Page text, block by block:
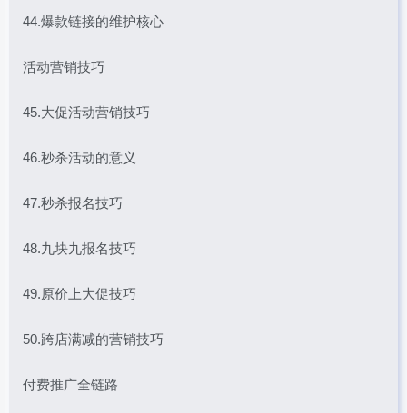
44.爆款链接的维护核心
活动营销技巧
45.大促活动营销技巧
46.秒杀活动的意义
47.秒杀报名技巧
48.九块九报名技巧
49.原价上大促技巧
50.跨店满减的营销技巧
付费推广全链路